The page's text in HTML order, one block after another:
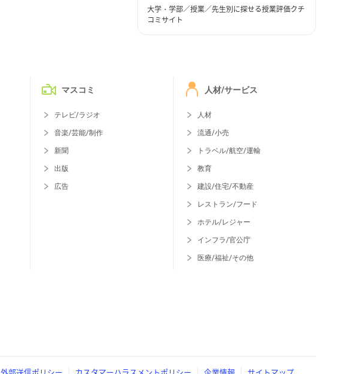
大学・学部／授業／先生別に探せる授業評価クチ
コミサイト
マスコミ
テレビ/ラジオ
音楽/芸能/制作
新聞
出版
広告
人材/サービス
人材
流通/小売
トラベル/航空/運輸
教育
建設/住宅/不動産
レストラン/フード
ホテル/レジャー
インフラ/官公庁
医療/福祉/その他